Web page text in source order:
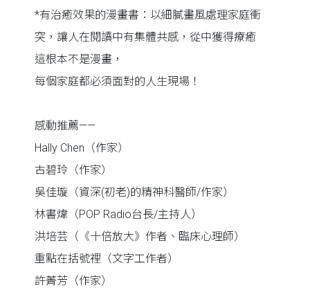
*有治癒效果的漫畫書：以細膩畫風處理家庭衝
突，讓人在閱讀中有集體共感，從中獲得療癒
這根本不是漫畫，
每個家庭都必須面對的人生現場！
感動推薦——
Hally Chen（作家）
古碧玲（作家）
吳佳璇（資深(初老)的精神科醫師/作家）
林書煒（POP Radio台長/主持人）
洪培芸（《十倍放大》作者、臨床心理師）
重點在括號裡（文字工作者）
許菁芳（作家）